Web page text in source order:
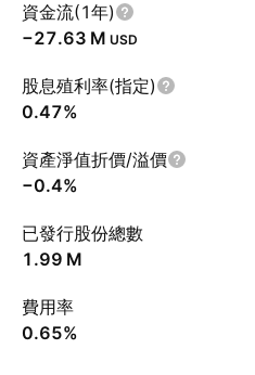
資金流(1年)
‪−27.63 M‬ USD
股息殖利率(指定)
0.47%
資產淨值折價/溢價
−0.4%
已發行股份總數
‪1.99 M‬
費用率
0.65%